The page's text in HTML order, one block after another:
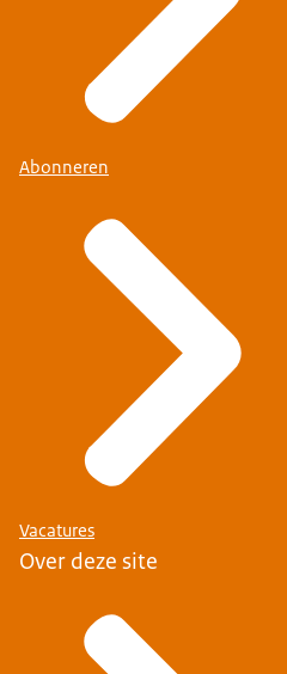
Abonneren
Vacatures
Over deze site